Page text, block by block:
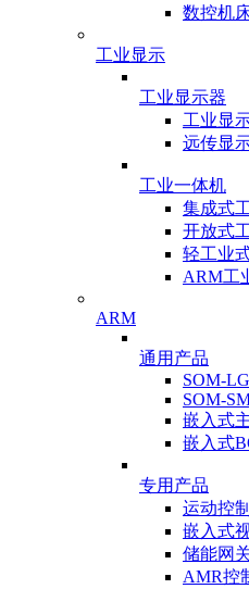
数控机
工业显示
工业显示器
工业显
远传显
工业一体机
集成式
开放式
轻工业
ARM工
ARM
通用产品
SOM-
SOM-
嵌入式
嵌入式
专用产品
运动控
嵌入式
储能网
AMR控